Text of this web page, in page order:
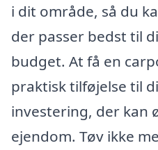
i dit område, så du
der passer bedst til
budget. At få en
praktisk tilføjelse til
investering, der kan
ejendom. Tøv ikke